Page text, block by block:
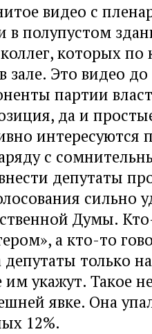
видео с
в полупустом
которых
Это видео
партии
да и
интересуются
с
депутаты
сильно
Думы.
а кто-то
депутаты только
укажут. Такое
явке. Она
12%.